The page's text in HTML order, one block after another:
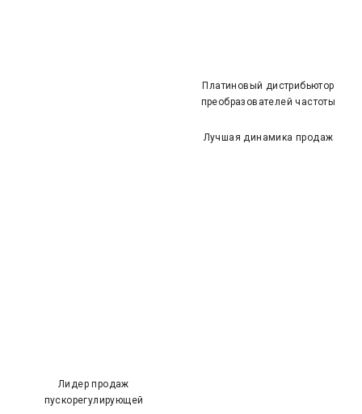
Платиновый дистрибьютор
преобразователей частоты
Лидер продаж
пускорегулирующей
Лучшая динамика продаж